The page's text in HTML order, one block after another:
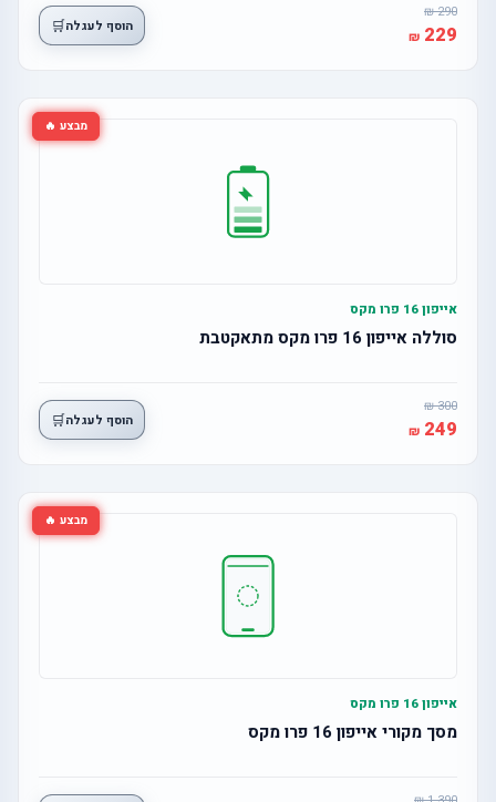
290
229 הוסף לעגלה🛒
מבצע 🔥
אייפון 16 פרו מקס
סוללה אייפון 16 פרו מקס מתאקטבת
300
249 הוסף לעגלה🛒
מבצע 🔥
אייפון 16 פרו מקס
מסך מקורי אייפון 16 פרו מקס